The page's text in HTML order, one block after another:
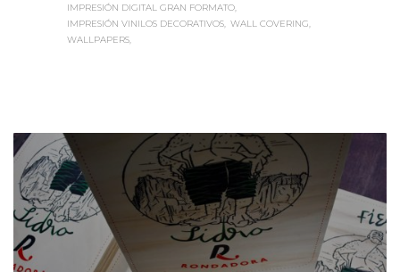
IMPRESIÓN DIGITAL GRAN FORMATO
IMPRESIÓN VINILOS DECORATIVOS WALL COVERING
WALLPAPERS